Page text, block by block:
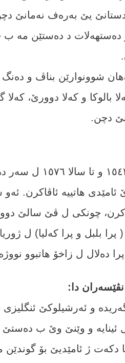
یێ بەرەف نەمانێ
دەستھەلات د دەستێن مە
شوونوارێن بناڤ و دەنگ
بالوکا و کەلا دوورێ،
دچن.
پرا بلبل
ھاتییە ئاڤاکرن. ئەو
کرن، چونکی ل ڤێ سالێ دوو
پرا بلبل و پرا کەلیا) ل
دەلال ل زاخۆ ھاتبوو
نڤێسەران دا:
و ئەرشیلوکێ ئنگلیزی
ئینایە و وێنێ وێ ب
دکەت ژ ئامێدیێ بۆ